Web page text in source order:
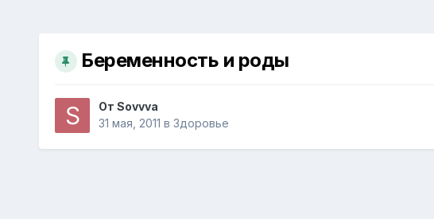
Беременность и роды
От Sovvva
31 мая, 2011 в Здоровье